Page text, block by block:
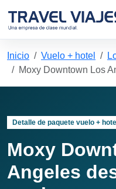
Inicio Vuelo + hotel
Moxy Downtown Los
Detalle de paquete vuelo + hotel
Moxy
Angeles